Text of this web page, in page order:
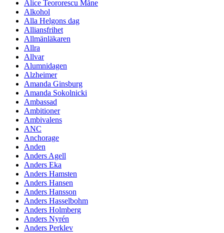
Alice Teororescu Måne
Alkohol
Alla Helgons dag
Alliansfrihet
Allmänläkaren
Allra
Allvar
Alumnidagen
Alzheimer
Amanda Ginsburg
Amanda Sokolnicki
Ambassad
Ambitioner
Ambivalens
ANC
Anchorage
Anden
Anders Agell
Anders Eka
Anders Hamsten
Anders Hansen
Anders Hansson
Anders Hasselbohm
Anders Holmberg
Anders Nyrén
Anders Perklev